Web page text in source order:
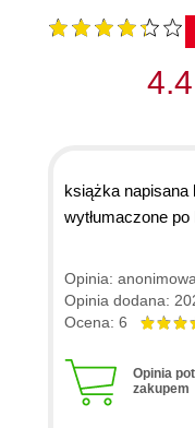
4.4
książka
wytłumaczone po
Opinia:
Opinia dodana:
Ocena: 6
Opinia
zakupem